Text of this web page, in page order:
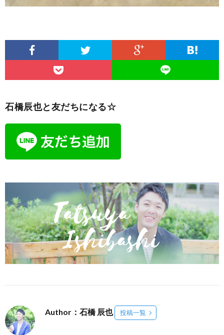
石橋辰也と友だちになる☆
Author：石橋 辰也 投稿一覧